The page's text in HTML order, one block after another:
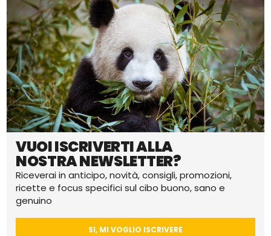
VUOI ISCRIVERTI ALLA
NOSTRA NEWSLETTER?
Riceverai in anticipo, novità, consigli, promozioni,
ricette e focus specifici sul cibo buono, sano e
genuino
SI, MI VOGLIO ISCRIVERE